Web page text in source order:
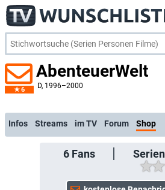
6
AbenteuerWelt
D, 1996–2000
Infos Streams im TV Forum Shop
6Fans